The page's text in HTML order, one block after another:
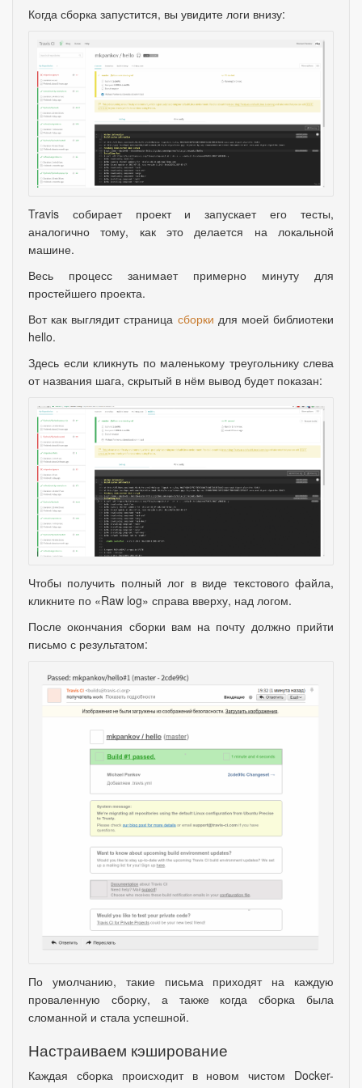
Когда сборка запустится, вы увидите логи внизу:
Travis собирает проект и запускает его тесты,
аналогично тому,
как это делается на локальной
машине.
Весь процесс занимает примерно минуту для
простейшего проекта.
Вот как выглядит страница сборки для моей библиотеки
hello.
Здесь если кликнуть по маленькому треугольнику слева
от названия шага, скрытый в нём вывод будет показан:
Чтобы получить полный лог в виде текстового файла,
кликните по «Raw log» справа вверху, над логом.
После окончания сборки вам на почту должно прийти
письмо с результатом:
По умолчанию,
такие письма приходят на каждую
проваленную сборку,
а также когда сборка была
сломанной и стала успешной.
Настраиваем кэширование
Каждая сборка происходит в новом чистом Docker-